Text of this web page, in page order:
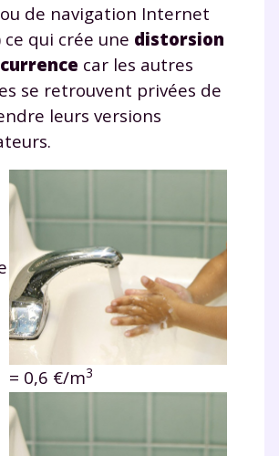
de navigation Internet
ce qui crée une distorsion
car les autres
se retrouvent privées de
leurs versions
= 0,6 €/m3
de progresser
réussir votre
scolaire ?
gratuitement
24h notre
de soutien
!